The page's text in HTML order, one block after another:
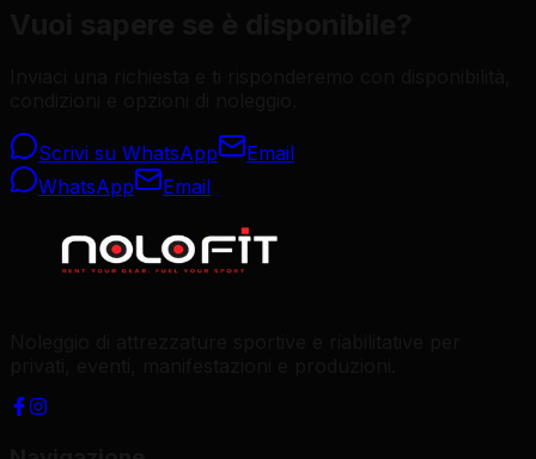
Scrivi su WhatsApp
Email
WhatsApp
Email